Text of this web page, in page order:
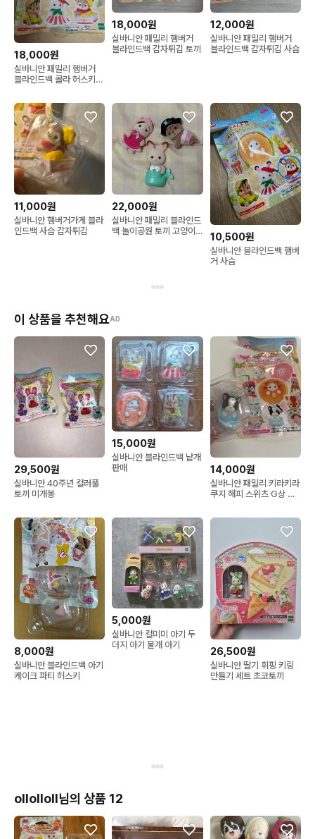
18,000원
실바니안 패밀리 햄버거
블라인드백 콜라 허스키
18,000원
실바니안 패밀리 햄버거
블라인드백 감자튀김 토끼
12,000원
실바니안 패밀리 햄버거
블라인드백 감자튀김 사슴
11,000원
실바니안 햄버거가게 블라
인드백 사슴 감자튀김
22,000원
실바니안 패밀리 블라인드
백 놀이공원 토끼 고양이
10,500원
실바니안 블라인드백 햄버
거 사슴
이 상품을 추천해요AD
29,500원
실바니안 40주년 컬러풀
토끼 미개봉
15,000원
실바니안 블라인드백 낱개
판매
14,000원
실바니안 패밀리 키라키라
쿠지 해피 스위츠 G상 프
8,000원
실바니안 블라인드백 아기
케이크 파티 허스키
5,000원
실바니안 컬미미 아기 두
더지 아기 물개 아기
26,500원
실바니안 딸기 휘핑 키링
만들기 세트 초코토끼
ollolloll님의 상품 12